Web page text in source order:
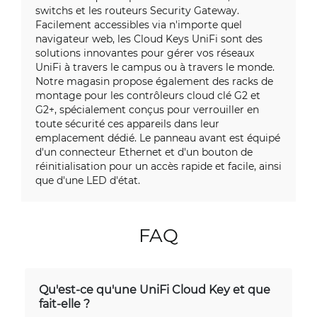
switchs et les routeurs Security Gateway.
Facilement accessibles via n'importe quel
navigateur web, les Cloud Keys UniFi sont des
solutions innovantes pour gérer vos réseaux
UniFi à travers le campus ou à travers le monde.
Notre magasin propose également des racks de
montage pour les contrôleurs cloud clé G2 et
G2+, spécialement conçus pour verrouiller en
toute sécurité ces appareils dans leur
emplacement dédié. Le panneau avant est équipé
d'un connecteur Ethernet et d'un bouton de
réinitialisation pour un accès rapide et facile, ainsi
que d'une LED d'état.
FAQ
Qu'est-ce qu'une UniFi Cloud Key et que
fait-elle ?